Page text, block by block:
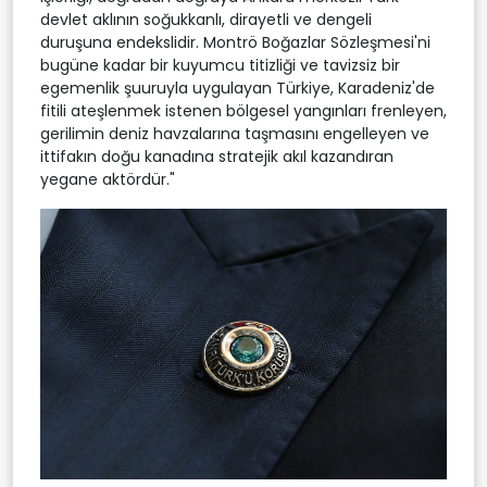
devlet aklının soğukkanlı, dirayetli ve dengeli
duruşuna endekslidir. Montrö Boğazlar Sözleşmesi'ni
bugüne kadar bir kuyumcu titizliği ve tavizsiz bir
egemenlik şuuruyla uygulayan Türkiye, Karadeniz'de
fitili ateşlenmek istenen bölgesel yangınları frenleyen,
gerilimin deniz havzalarına taşmasını engelleyen ve
ittifakın doğu kanadına stratejik akıl kazandıran
yegane aktördür."